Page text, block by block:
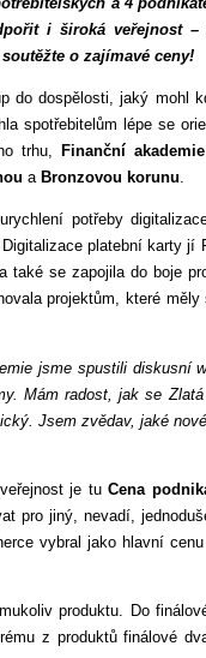
i široká veřejnost –
o zajímavé ceny!
do dospělosti, jaký mohl
spotřebitelům lépe se
trhu, Finanční
a Bronzovou korunu.
potřeby
platební karty jí
se zapojila do boje
projektům, které
jsme spustili diskusní
Mám radost, jak se
Jsem zvědav, jaké
veřejnost je tuCena
pro jiný, nevadí,
vybral jako hlavní
produktu. Do
z produktů finálové